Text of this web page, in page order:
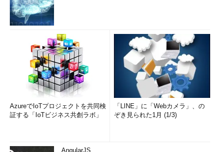
AzureでIoTプロジェクトを共同検
証する「IoTビジネス共創ラボ」
「LINE」に「Webカメラ」、の
ぞき見られた1月 (1/3)
AngularJS